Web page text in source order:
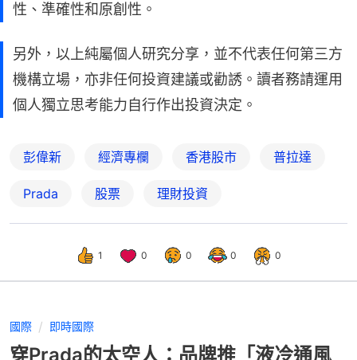
性、準確性和原創性。
另外，以上純屬個人研究分享，並不代表任何第三方
機構立場，亦非任何投資建議或勸誘。讀者務請運用
個人獨立思考能力自行作出投資決定。
彭偉新 經濟專欄 香港股市 普拉達
Prada 股票 理財投資
1 0 0 0 0
國際 即時國際
穿Prada的太空人：品牌推「液冷通風